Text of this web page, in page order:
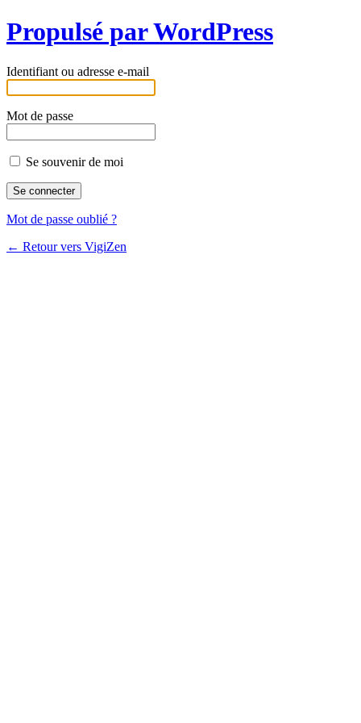
Propulsé par WordPress
Identifiant ou adresse e-mail
Mot de passe
Se souvenir de moi
Mot de passe oublié ?
← Retour vers VigiZen